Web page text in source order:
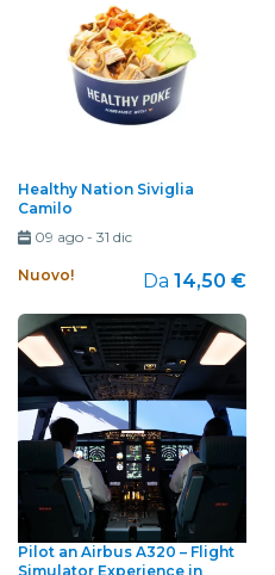
Healthy Nation Siviglia
Camilo
09 ago- 31 dic
Nuovo! Da 14,50 €
Pilot an Airbus A320 – Flight
Simulator Experience in